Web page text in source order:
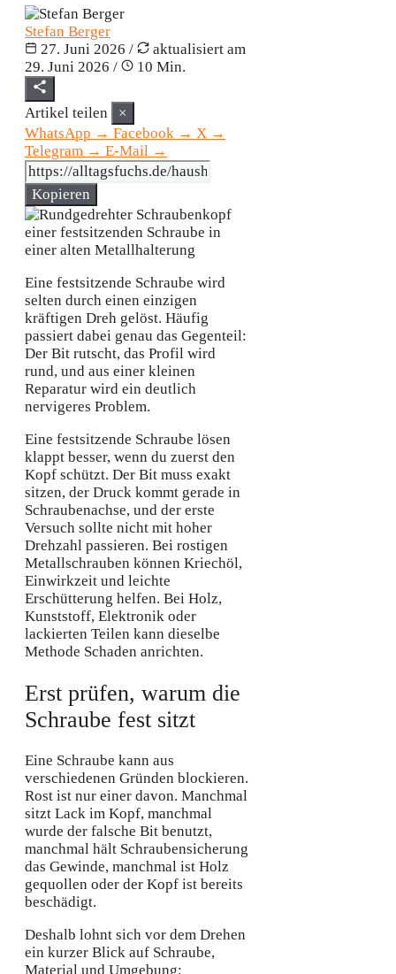
Stefan Berger
27. Juni 2026 /
aktualisiert am
29. Juni 2026 / 10 Min.
Artikel teilen
×
WhatsApp → Facebook → X →
Telegram → E-Mail →
Kopieren
Eine festsitzende Schraube wird
selten durch einen einzigen
kräftigen Dreh gelöst. Häufig
passiert dabei genau das Gegenteil:
Der Bit rutscht, das Profil wird
rund, und aus einer kleinen
Reparatur wird ein deutlich
nervigeres Problem.
Eine festsitzende Schraube lösen
klappt besser, wenn du zuerst den
Kopf schützt. Der Bit muss exakt
sitzen, der Druck kommt gerade in
Schraubenachse, und der erste
Versuch sollte nicht mit hoher
Drehzahl passieren. Bei rostigen
Metallschrauben können Kriechöl,
Einwirkzeit und leichte
Erschütterung helfen. Bei Holz,
Kunststoff, Elektronik oder
lackierten Teilen kann dieselbe
Methode Schaden anrichten.
Erst prüfen, warum die
Schraube fest sitzt
Eine Schraube kann aus
verschiedenen Gründen blockieren.
Rost ist nur einer davon. Manchmal
sitzt Lack im Kopf, manchmal
wurde der falsche Bit benutzt,
manchmal hält Schraubensicherung
das Gewinde, manchmal ist Holz
gequollen oder der Kopf ist bereits
beschädigt.
Deshalb lohnt sich vor dem Drehen
ein kurzer Blick auf Schraube,
Material und Umgebung: